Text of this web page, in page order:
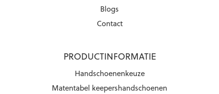
Blogs
Contact
PRODUCTINFORMATIE
Handschoenenkeuze
Matentabel keepershandschoenen